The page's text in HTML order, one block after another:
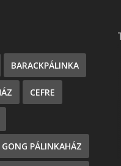
BARACKPÁLINKA
CEFRE
GONG PÁLINKAHÁZ